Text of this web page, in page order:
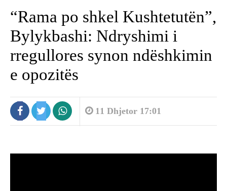
“Rama po shkel Kushtetutën”,
Bylykbashi: Ndryshimi i
rregullores synon ndëshkimin
e opozitës
11 Dhjetor 17:01